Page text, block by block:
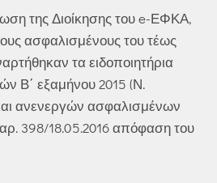
της Διοίκησης του e-ΕΦΚΑ,
ασφαλισμένους του τέως
τα ειδοποιητήρια
Β΄ εξαμήνου 2015 (Ν.
ανενεργών ασφαλισμένων
398/18.05.2016 απόφαση του